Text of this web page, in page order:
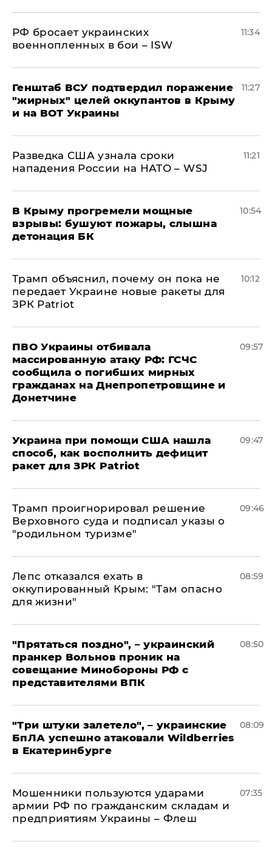
РФ бросает украинских
военнопленных в бои – ISW
11:34
Генштаб ВСУ подтвердил поражение
"жирных" целей оккупантов в Крыму
и на ВОТ Украины
11:27
Разведка США узнала сроки
нападения России на НАТО – WSJ
11:21
В Крыму прогремели мощные
взрывы: бушуют пожары, слышна
детонация БК
10:54
Трамп объяснил, почему он пока не
передает Украине новые ракеты для
ЗРК Patriot
10:12
ПВО Украины отбивала
массированную атаку РФ: ГСЧС
сообщила о погибших мирных
гражданах на Днепропетровщине и
Донетчине
09:57
Украина при помощи США нашла
способ, как восполнить дефицит
ракет для ЗРК Patriot
09:47
Трамп проигнорировал решение
Верховного суда и подписал указы о
"родильном туризме"
09:46
Лепс отказался ехать в
оккупированный Крым: "Там опасно
для жизни"
08:59
"Прятаться поздно", – украинский
пранкер Вольнов проник на
совещание Минобороны РФ с
представителями ВПК
08:50
"Три штуки залетело", – украинские
БпЛА успешно атаковали Wildberries
в Екатеринбурге
08:09
Мошенники пользуются ударами
армии РФ по гражданским складам и
предприятиям Украины – Флеш
07:35